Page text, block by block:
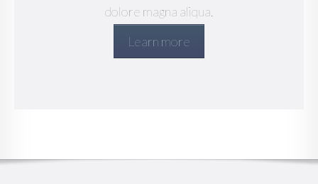
dolore magna aliqua.
Learn more